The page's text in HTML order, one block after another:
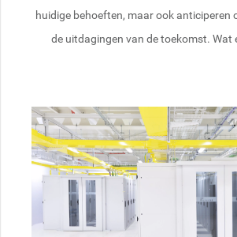
huidige behoeften, maar ook anticiperen
de uitdagingen van de toekomst. Wat